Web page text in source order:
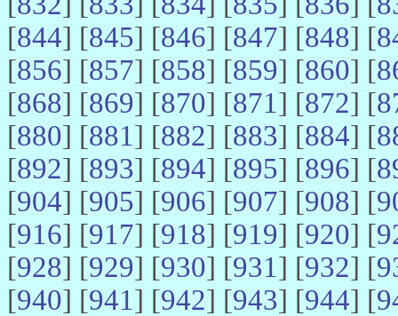
[844] [845] [846] [847] [848] [
[856] [857] [858] [859] [860] [
[868] [869] [870] [871] [872] [
[880] [881] [882] [883] [884] [
[892] [893] [894] [895] [896] [
[904] [905] [906] [907] [908] [
[916] [917] [918] [919] [920] [
[928] [929] [930] [931] [932] [
[940] [941] [942] [943] [944] [